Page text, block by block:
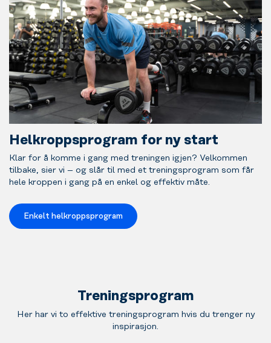
Helkroppsprogram for ny start
Klar for å komme i gang med treningen igjen? Velkommen
tilbake, sier vi – og slår til med et treningsprogram som får
hele kroppen i gang på en enkel og effektiv måte.
Enkelt helkroppsprogram
Treningsprogram
Her har vi to effektive treningsprogram hvis du trenger ny
inspirasjon.